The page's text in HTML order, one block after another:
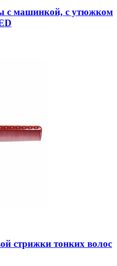
с машинкой, с утюжком
стрижки тонких волос